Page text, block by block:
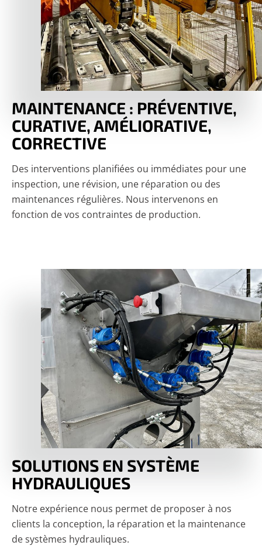
MAINTENANCE : PRÉVENTIVE,
CURATIVE, AMÉLIORATIVE,
CORRECTIVE
Des interventions planifiées ou immédiates pour une
inspection, une révision, une réparation ou des
maintenances régulières. Nous intervenons en
fonction de vos contraintes de production.
SOLUTIONS EN SYSTÈME
HYDRAULIQUES
Notre expérience nous permet de proposer à nos
clients la conception, la réparation et la maintenance
de systèmes hydrauliques.